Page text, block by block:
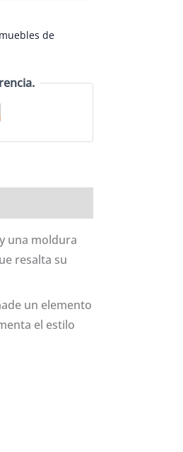
muebles de
una moldura
resalta su
un elemento
el estilo